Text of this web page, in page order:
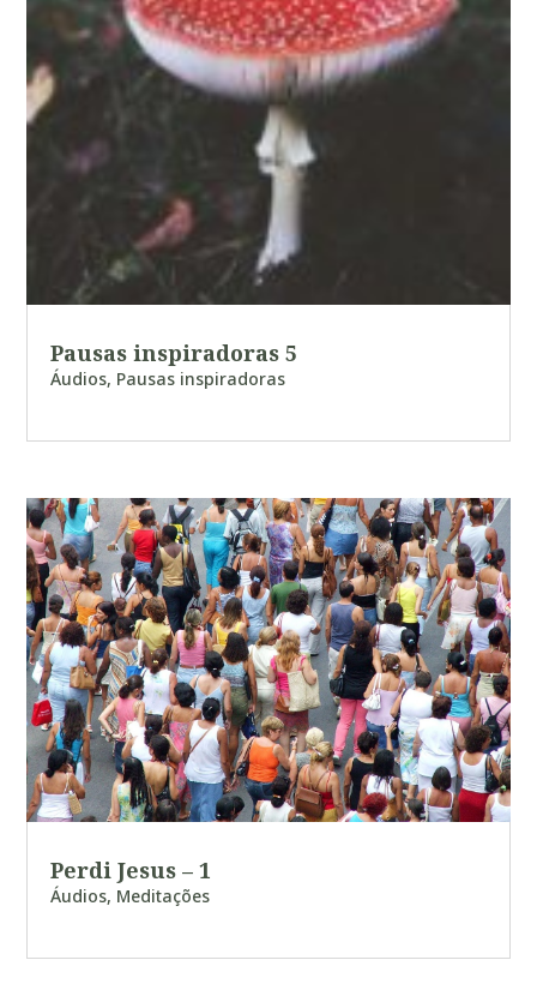
Pausas inspiradoras 5
Áudios, Pausas inspiradoras
Perdi Jesus – 1
Áudios, Meditações